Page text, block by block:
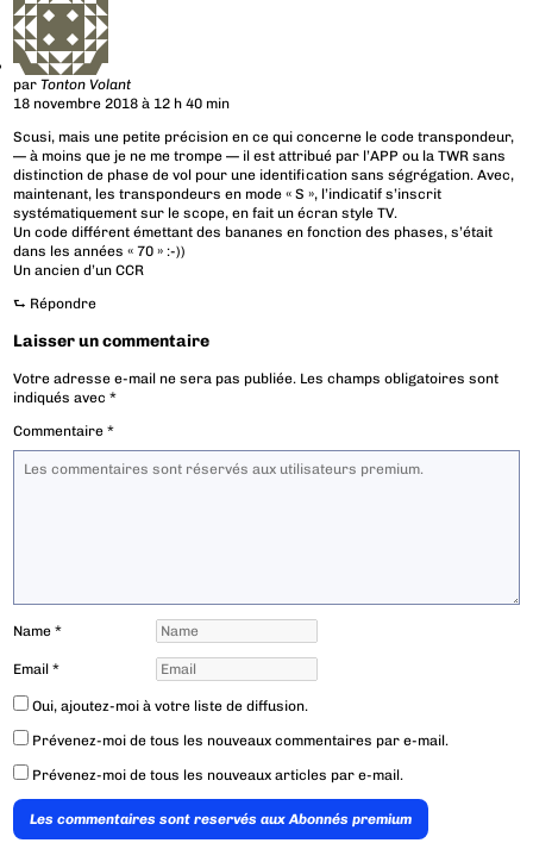
parTonton Volant
18 novembre 2018 à 12 h 40 min
Scusi, mais une petite précision en ce qui concerne le code transpondeur,
— à moins que je ne me trompe — il est attribué par l’APP ou la TWR sans
distinction de phase de vol pour une identification sans ségrégation. Avec,
maintenant, les transpondeurs en mode « S », l’indicatif s’inscrit
systématiquement sur le scope, en fait un écran style TV.
Un code différent émettant des bananes en fonction des phases, s’était
dans les années « 70 » :-))
Un ancien d’un CCR
⮑ Répondre
Laisser un commentaire
Votre adresse e-mail ne sera pas publiée. Les champs obligatoires sont
indiqués avec*
Commentaire*
Name*
Email*
Oui, ajoutez-moi à votre liste de diffusion.
Prévenez-moi de tous les nouveaux commentaires par e-mail.
Prévenez-moi de tous les nouveaux articles par e-mail.
Les commentaires sont reservés aux Abonnés premium